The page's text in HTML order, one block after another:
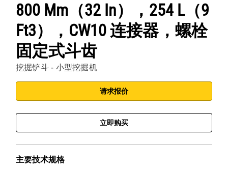
800 Mm（32 In），254 L（9
Ft3），CW10 连接器，螺栓
固定式斗齿
挖掘铲斗 - 小型挖掘机
请求报价
立即购买
主要技术规格